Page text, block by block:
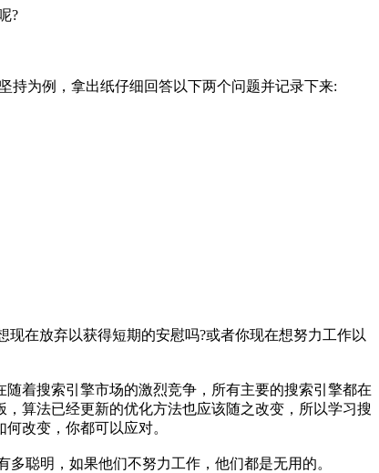
?
为例，拿出纸仔细回答以下两个问题并记录下来:
在放弃以获得短期的安慰吗?或者你现在想努力工作以
着搜索引擎市场的激烈竞争，所有主要的搜索引擎都在
算法已经更新的优化方法也应该随之改变，所以学习搜
改变，你都可以应对。
聪明，如果他们不努力工作，他们都是无用的。